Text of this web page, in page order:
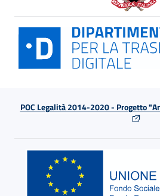
POC Legalità 2014-2020 - Progetto